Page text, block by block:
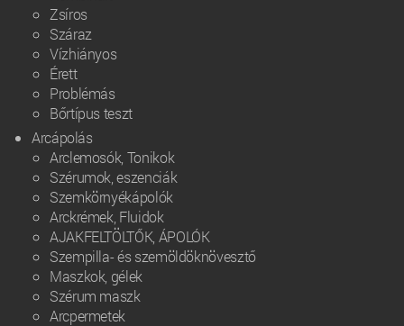
Zsíros
Száraz
Vízhiányos
Érett
Problémás
Bőrtípus teszt
Arcápolás
Arclemosók, Tonikok
Szérumok, eszenciák
Szemkörnyékápolók
Arckrémek, Fluidok
AJAKFELTÖLTŐK, ÁPOLÓK
Szempilla- és szemöldöknövesztő
Maszkok, gélek
Szérum maszk
Arcpermetek